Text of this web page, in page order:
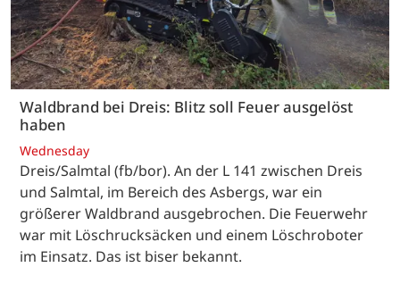
Waldbrand bei Dreis: Blitz soll Feuer ausgelöst
haben
Wednesday
Dreis/Salmtal (fb/bor). An der L 141 zwischen Dreis
und Salmtal, im Bereich des Asbergs, war ein
größerer Waldbrand ausgebrochen. Die Feuerwehr
war mit Löschrucksäcken und einem Löschroboter
im Einsatz. Das ist biser bekannt.